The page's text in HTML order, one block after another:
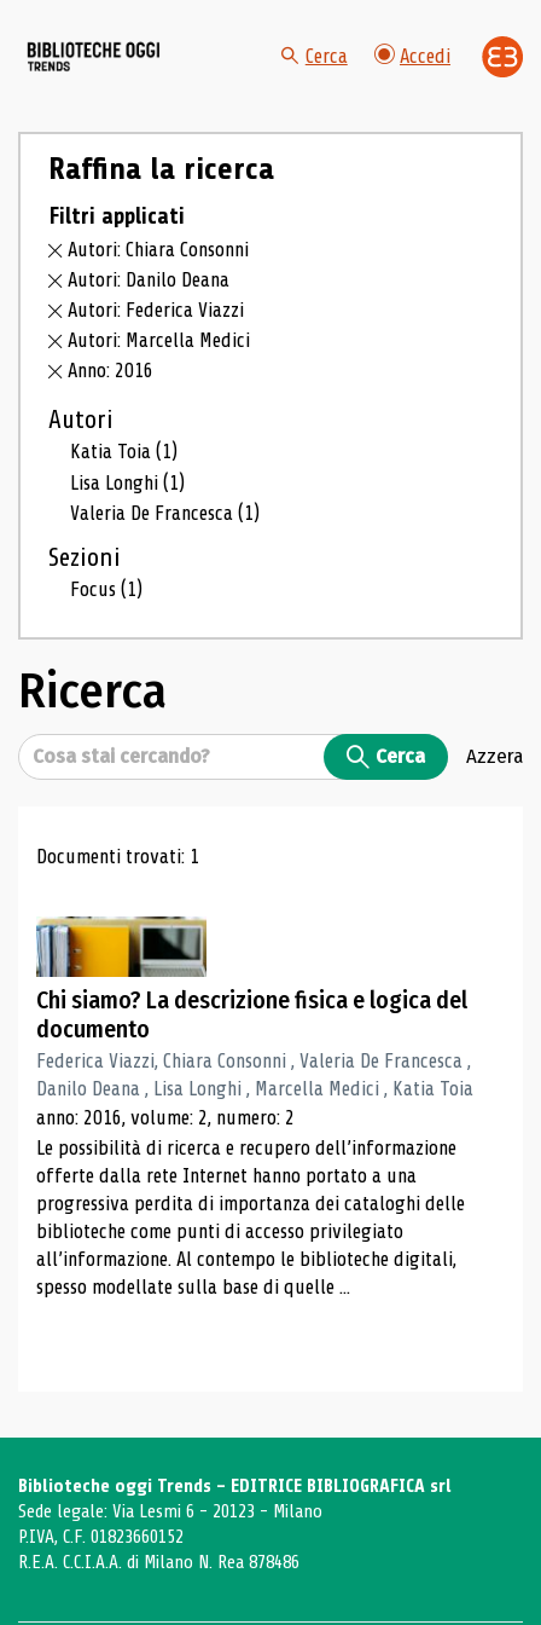
Cerca Accedi
Raffina la ricerca
Filtri applicati
Autori: Chiara Consonni
Autori: Danilo Deana
Autori: Federica Viazzi
Autori: Marcella Medici
Anno: 2016
Autori
Katia Toia(1)
Lisa Longhi(1)
Valeria De Francesca(1)
Sezioni
Focus(1)
Ricerca
Cerca Cerca Azzera
Risultati di ricerca
Documenti trovati: 1
Chi siamo? La descrizione fisica e logica del
documento
Federica Viazzi, Chiara Consonni , Valeria De Francesca ,
Danilo Deana , Lisa Longhi , Marcella Medici , Katia Toia
anno: 2016, volume: 2, numero: 2
Le possibilità di ricerca e recupero dell’informazione
offerte dalla rete Internet hanno portato a una
progressiva perdita di importanza dei cataloghi delle
biblioteche come punti di accesso privilegiato
all’informazione. Al contempo le biblioteche digitali,
spesso modellate sulla base di quelle ...
Biblioteche oggi Trends - EDITRICE BIBLIOGRAFICA srl
Sede legale: Via Lesmi 6 - 20123 - Milano
P.IVA, C.F. 01823660152
R.E.A. C.C.I.A.A. di Milano N. Rea 878486